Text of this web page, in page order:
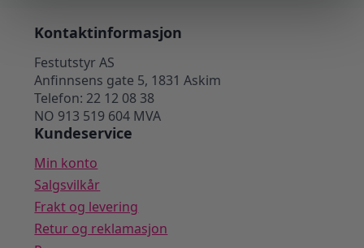
Kontaktinformasjon
Festutstyr AS
Anfinnsens gate 5, 1831 Askim
Telefon: 22 12 08 38
NO 913 519 604 MVA
Kundeservice
Min konto
Salgsvilkår
Frakt og levering
Retur og reklamasjon